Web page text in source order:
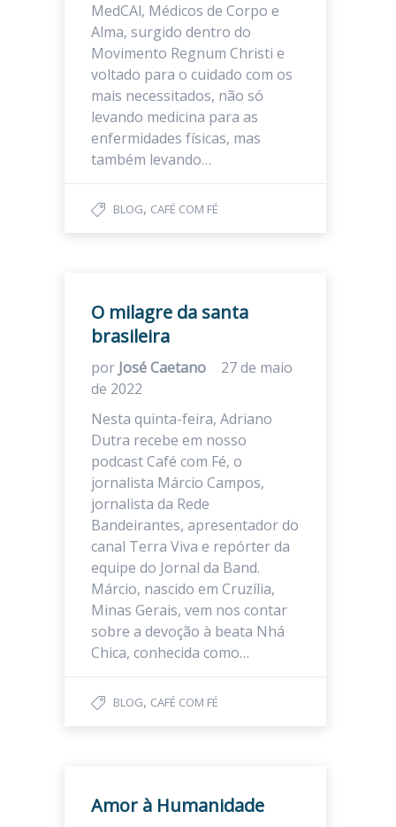
MedCAl, Médicos de Corpo e
Alma, surgido dentro do
Movimento Regnum Christi e
voltado para o cuidado com os
mais necessitados, não só
levando medicina para as
enfermidades físicas, mas
também levando…
BLOG, CAFÉ COM FÉ
O milagre da santa
brasileira
por José Caetano
27 de maio
de 2022
Nesta quinta-feira, Adriano
Dutra recebe em nosso
podcast Café com Fé, o
jornalista Márcio Campos,
jornalista da Rede
Bandeirantes, apresentador do
canal Terra Viva e repórter da
equipe do Jornal da Band.
Márcio, nascido em Cruzília,
Minas Gerais, vem nos contar
sobre a devoção à beata Nhá
Chica, conhecida como…
BLOG, CAFÉ COM FÉ
Amor à Humanidade